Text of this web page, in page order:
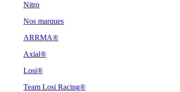
Nitro
Nos marques
ARRMA®
Axial®
Losi®
Team Losi Racing®